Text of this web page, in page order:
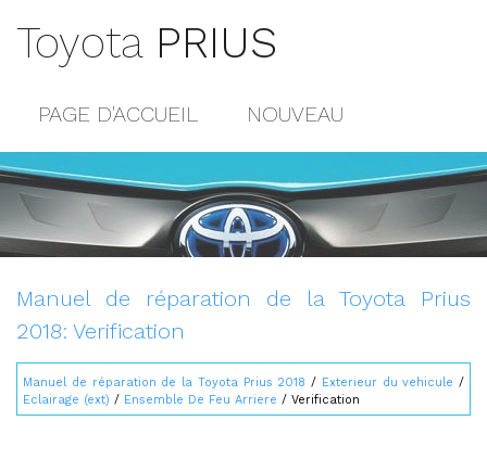
Toyota PRIUS
PAGE D'ACCUEIL NOUVEAU
POPULAIRE
CONTACTS
Manuel de réparation de la Toyota Prius
2018: Verification
Manuel de réparation de la Toyota Prius 2018 / Exterieur du vehicule /
Eclairage (ext) / Ensemble De Feu Arriere / Verification